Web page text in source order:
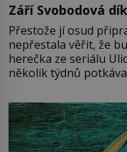
Září Svobodová
Přestože jí osud
nepřestala věřit, že bude
herečka ze seriálu
několik týdnů